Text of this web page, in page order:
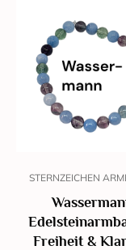
STERNZEICHEN
Freiheit &